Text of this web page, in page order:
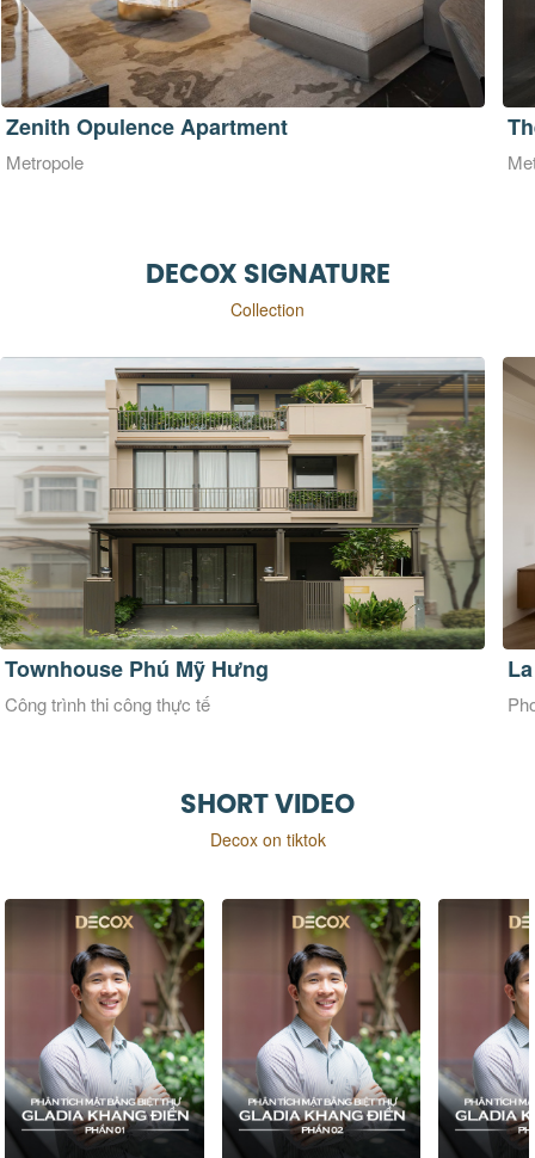
The Opera 180m2 - Metropole Thủ Thiêm
Metropole
DECOX SIGNATURE
Collection
La Maison Douce
Phong cách thiết kế Đương đại
SHORT VIDEO
Decox on tiktok